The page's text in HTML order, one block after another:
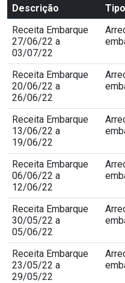
Descrição Tipo
Receita Embarque
27/06/22 a
03/07/22
Receita Embarque
20/06/22 a
26/06/22
Receita Embarque
13/06/22 a
19/06/22
Receita Embarque
06/06/22 a
12/06/22
Receita Embarque
30/05/22 a
05/06/22
Receita Embarque
23/05/22 a
29/05/22